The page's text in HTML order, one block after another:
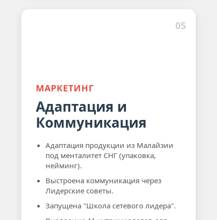
05
МАРКЕТИНГ
Адаптация и
Коммуникация
Адаптация продукции из Малайзии
под менталитет СНГ (упаковка,
нейминг).
Выстроена коммуникация через
Лидерские советы.
Запущена "Школа сетевого лидера".